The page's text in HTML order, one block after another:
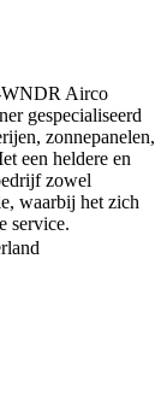
Airco
gespecialiseerd
zonnepanelen,
een heldere en
zowel
waarbij het zich
service.